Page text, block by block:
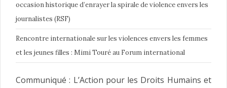
occasion historique d’enrayer la spirale de violence envers les
journalistes (RSF)
Rencontre internationale sur les violences envers les femmes
et les jeunes filles : Mimi Touré au Forum international
Communiqué : L’Action pour les Droits Humains et